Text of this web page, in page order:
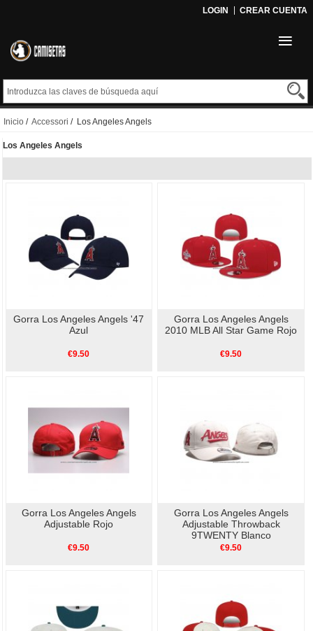
LOGIN CREAR CUENTA
Inicio / Accessori / Los Angeles Angels
Los Angeles Angels
Gorra Los Angeles Angels '47
Azul
€9.50
Gorra Los Angeles Angels
2010 MLB All Star Game Rojo
€9.50
Gorra Los Angeles Angels
Adjustable Rojo
€9.50
Gorra Los Angeles Angels
Adjustable Throwback
9TWENTY Blanco
€9.50